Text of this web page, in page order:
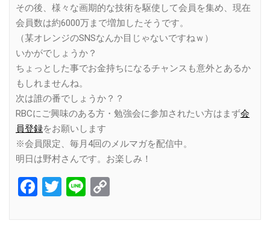
その後、様々な画期的な技術を駆使して会員を集め、現在
会員数は約6000万まで増加したそうです。
（某オレンジのSNSなんか目じゃないですねｗ）
いかがでしょうか？
ちょっとした事でお金持ちになるチャンスも意外とあるか
もしれませんね。
次は誰の番でしょうか？？
RBCにご興味のある方・勉強会に参加されたい方はまず会
員登録をお願いします
※会員限定、毎月4回のメルマガを配信中。
明日は野村さんです。お楽しみ！
Facebook
Twitter
Line